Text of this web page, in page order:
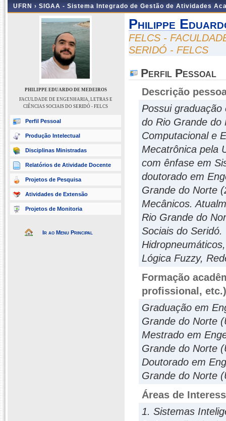
UFRN › SIGAA - Sistema Integrado de Gestão de Atividades
PHILIPPE EDUARDO DE MEDEIROS
FACULDADE DE ENGENHARIA, LETRAS E
CIÊNCIAS SOCIAIS DO SERIDÓ - FELCS
Perfil Pessoal
Produção Intelectual
Disciplinas Ministradas
Relatórios de Atividade Docente
Projetos de Pesquisa
Atividades de Extensão
Projetos de Monitoria
Ir ao Menu Principal
Philippe
FELCS -
SERIDÓ - FELCS
Perfil Pessoal
Descrição
Possui
do Rio Grande do
Computacional e
Mecatrônica pela
com ênfase em
doutorado em
Grande do Norte
Mecânicos.
Rio Grande do
Sociais do
Lógica Fuzzy,
Formação
profissional, etc.)
Graduação em
Grande do Norte
Mestrado em
Grande do Norte
Doutorado em
Grande do Norte
Áreas de
1. Sistemas